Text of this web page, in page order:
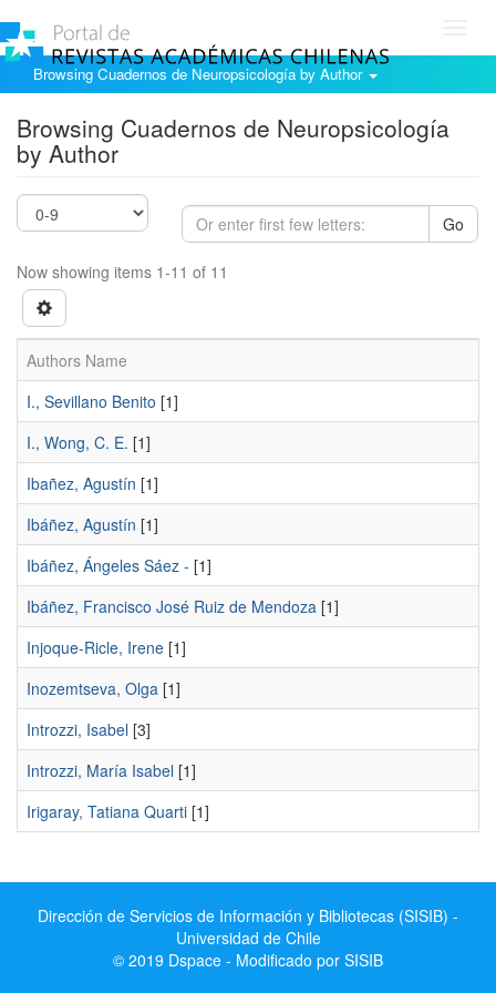
Browsing Cuadernos de Neuropsicología by Author
Browsing Cuadernos de Neuropsicología
by Author
Go
Now showing items 1-11 of 11
Authors Name
I., Sevillano Benito [1]
I., Wong, C. E. [1]
Ibañez, Agustín [1]
Ibáñez, Agustín [1]
Ibáñez, Ángeles Sáez - [1]
Ibáñez, Francisco José Ruiz de Mendoza [1]
Injoque-Ricle, Irene [1]
Inozemtseva, Olga [1]
Introzzi, Isabel [3]
Introzzi, María Isabel [1]
Irigaray, Tatiana Quarti [1]
Dirección de Servicios de Información y Bibliotecas (SISIB) -
Universidad de Chile
© 2019 Dspace - Modificado por SISIB